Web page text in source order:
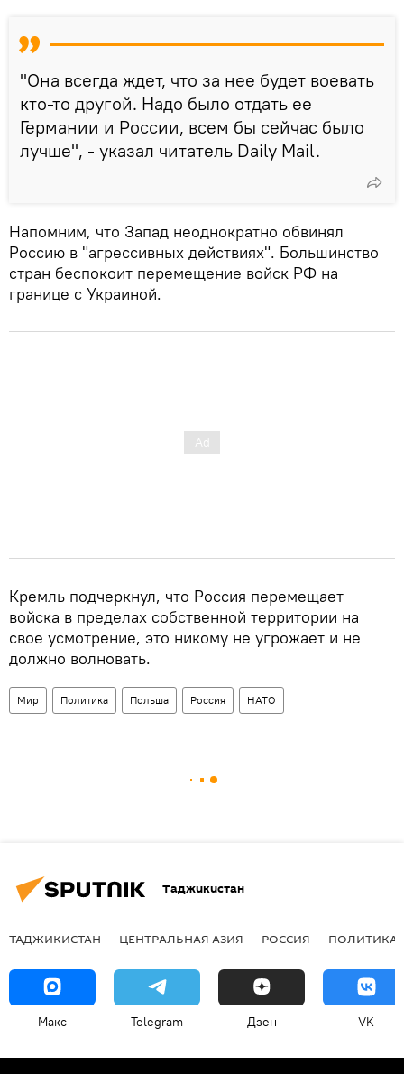
"Она всегда ждет, что за нее будет воевать
кто-то другой. Надо было отдать ее
Германии и России, всем бы сейчас было
лучше", - указал читатель Daily Mail.
Напомним, что Запад неоднократно обвинял
Россию в "агрессивных действиях". Большинство
стран беспокоит перемещение войск РФ на
границе с Украиной.
Кремль подчеркнул, что Россия перемещает
войска в пределах собственной территории на
свое усмотрение, это никому не угрожает и не
должно волновать.
Мир Политика Польша Россия НАТО
Таджикистан
ТАДЖИКИСТАН ЦЕНТРАЛЬНАЯ АЗИЯ РОССИЯ ПОЛИТИКА
Макс Telegram Дзен VK